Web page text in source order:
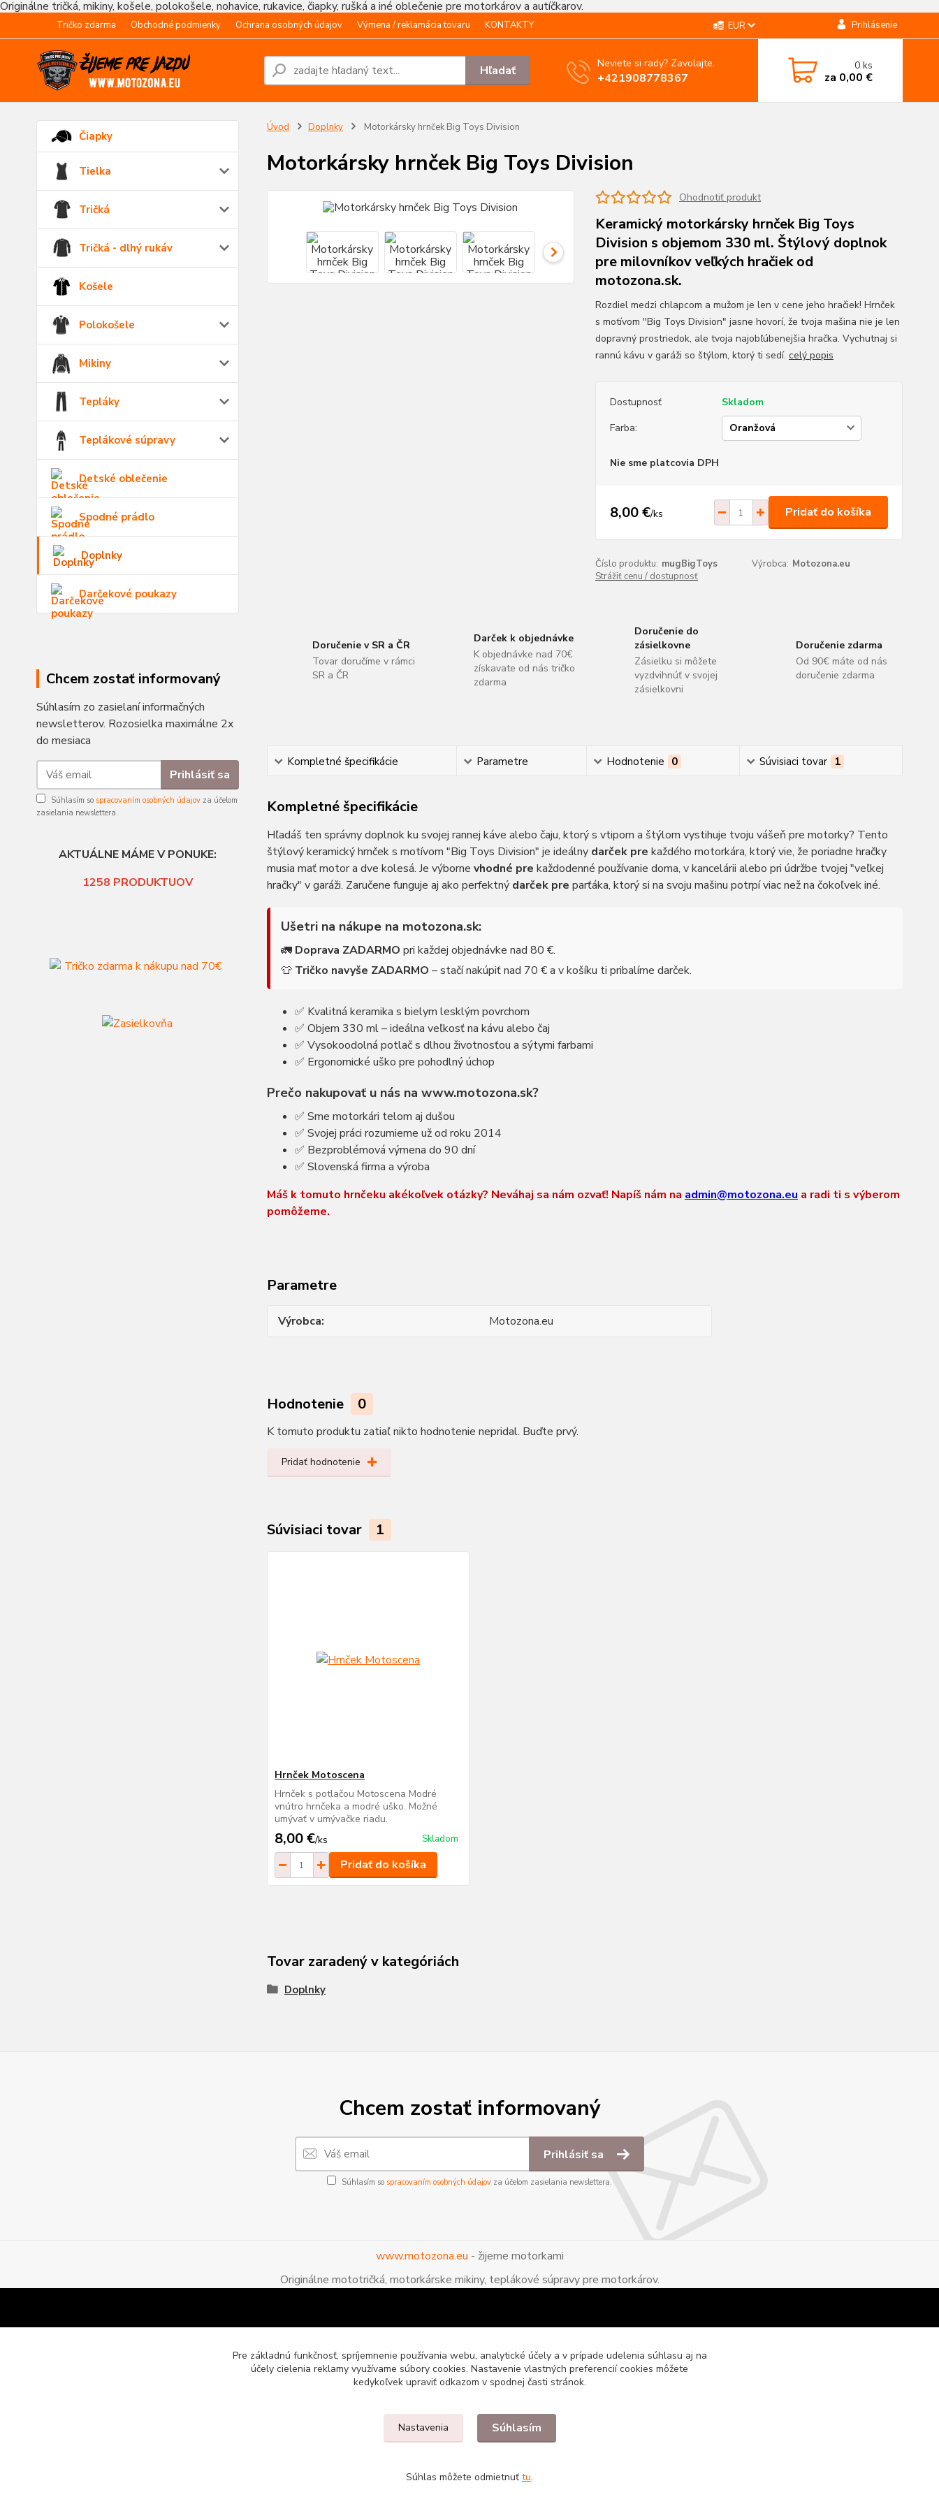
Originálne tričká, mikiny, košele, polokošele, nohavice, rukavice, čiapky, rušká a iné oblečenie pre motorkárov a autíčkarov.
Tričko zdarma Obchodné podmienky Ochrana osobných údajov Výmena / reklamácia tovaru KONTAKTY EUR Prihlásenie
Hľadať Neviete si rady? Zavolajte.
+421908778367
0ks
za 0,00 €
Čiapky
Tielka
Tričká
Tričká - dlhý rukáv
Košele
Polokošele
Mikiny
Tepláky
Teplákové súpravy
Detské oblečenie
Spodné prádlo
Doplnky
Darčekové poukazy
Chcem zostať informovaný
Súhlasím zo zasielaní informačných
newsletterov. Rozosielka maximálne 2x
do mesiaca
Prihlásiť sa
Súhlasím so spracovaním osobných údajov za účelom
zasielania newslettera.
AKTUÁLNE MÁME V PONUKE:
1258 PRODUKTUOV
Úvod Doplnky Motorkársky hrnček Big Toys Division
Motorkársky hrnček Big Toys Division
Ohodnotiť produkt
Keramický motorkársky hrnček Big Toys
Division s objemom 330 ml. Štýlový doplnok
pre milovníkov veľkých hračiek od
motozona.sk.
Rozdiel medzi chlapcom a mužom je len v cene jeho hračiek! Hrnček
s motívom "Big Toys Division" jasne hovorí, že tvoja mašina nie je len
dopravný prostriedok, ale tvoja najobľúbenejšia hračka. Vychutnaj si
rannú kávu v garáži so štýlom, ktorý ti sedí. celý popis
Dostupnosť
Skladom
Farba:
Nie sme platcovia DPH
8,00 €/ks Pridať do košíka
Číslo produktu: mugBigToys Výrobca: Motozona.eu
Strážiť cenu / dostupnosť
Doručenie v SR a ČR
Tovar doručíme v rámci
SR a ČR
Darček k objednávke
K objednávke nad 70€
získavate od nás tričko
zdarma
Doručenie do
zásielkovne
Zásielku si môžete
vyzdvihnúť v svojej
zásielkovni
Doručenie zdarma
Od 90€ máte od nás
doručenie zdarma
Kompletné špecifikácie Parametre Hodnotenie 0 Súvisiaci tovar 1
Kompletné špecifikácie
Hľadáš ten správny doplnok ku svojej rannej káve alebo čaju, ktorý s vtipom a štýlom vystihuje tvoju vášeň pre motorky? Tento
štýlový keramický hrnček s motívom "Big Toys Division" je ideálny darček pre každého motorkára, ktorý vie, že poriadne hračky
musia mať motor a dve kolesá. Je výborne vhodné pre každodenné používanie doma, v kancelárii alebo pri údržbe tvojej "veľkej
hračky" v garáži. Zaručene funguje aj ako perfektný darček pre parťáka, ktorý si na svoju mašinu potrpí viac než na čokoľvek iné.
Ušetri na nákupe na motozona.sk:
🚛 Doprava ZADARMO pri každej objednávke nad 80 €.
👕 Tričko navyše ZADARMO – stačí nakúpiť nad 70 € a v košíku ti pribalíme darček.
✅ Kvalitná keramika s bielym lesklým povrchom
✅ Objem 330 ml – ideálna veľkosť na kávu alebo čaj
✅ Vysokoodolná potlač s dlhou životnosťou a sýtymi farbami
✅ Ergonomické uško pre pohodlný úchop
Prečo nakupovať u nás na www.motozona.sk?
✅ Sme motorkári telom aj dušou
✅ Svojej práci rozumieme už od roku 2014
✅ Bezproblémová výmena do 90 dní
✅ Slovenská firma a výroba
Máš k tomuto hrnčeku akékoľvek otázky? Neváhaj sa nám ozvať! Napíš nám na admin@motozona.eu a radi ti s výberom
pomôžeme.
Parametre
Výrobca Motozona.eu
Hodnotenie 0
K tomuto produktu zatiaľ nikto hodnotenie nepridal. Buďte prvý.
Pridať hodnotenie
Súvisiaci tovar 1
Hrnček Motoscena
Hrnček s potlačou Motoscena Modré
vnútro hrnčeka a modré uško. Možné
umývať v umývačke riadu.
8,00 €/ks Skladom
Pridať do košíka
Tovar zaradený v kategóriách
Doplnky
Chcem zostať informovaný
Prihlásiť sa
Súhlasím so spracovaním osobných údajov za účelom zasielania newslettera.
www.motozona.eu - žijeme motorkami
Originálne mototričká, motorkárske mikiny, teplákové súpravy pre motorkárov.
Pre základnú funkčnosť, spríjemnenie používania webu, analytické účely a v prípade udelenia súhlasu aj na
účely cielenia reklamy využívame súbory cookies. Nastavenie vlastných preferencií cookies môžete
kedykoľvek upraviť odkazom v spodnej časti stránok.
Nastavenia Súhlasím
Súhlas môžete odmietnuť tu.